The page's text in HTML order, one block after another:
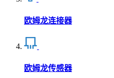
欧姆龙连接器
欧姆龙传感器